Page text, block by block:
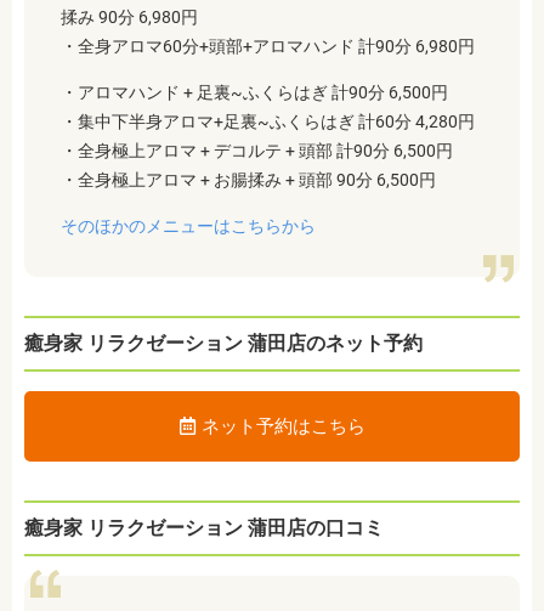
揉み 90分 6,980円
・全身アロマ60分+頭部+アロマハンド 計90分 6,980円
・アロマハンド + 足裏~ふくらはぎ 計90分 6,500円
・集中下半身アロマ+足裏~ふくらはぎ 計60分 4,280円
・全身極上アロマ + デコルテ + 頭部 計90分 6,500円
・全身極上アロマ + お腸揉み + 頭部 90分 6,500円
そのほかのメニューはこちらから
癒身家 リラクゼーション 蒲田店のネット予約
ネット予約はこちら
癒身家 リラクゼーション 蒲田店の口コミ